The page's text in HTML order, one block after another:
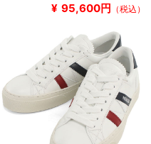
¥ 95,600円 （税込）